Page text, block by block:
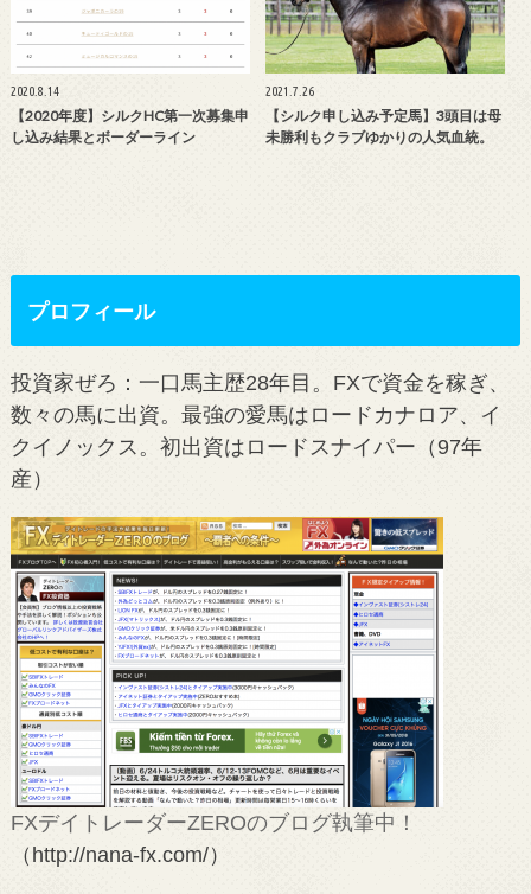
2020.8.14
【2020年度】シルクHC第一次募集申
し込み結果とボーダーライン
2021.7.26
【シルク申し込み予定馬】3頭目は母
未勝利もクラブゆかりの人気血統。
プロフィール
投資家ぜろ：一口馬主歴28年目。FXで資金を稼ぎ、
数々の馬に出資。最強の愛馬はロードカナロア、イ
クイノックス。初出資はロードスナイパー（97年
産）
FXデイトレーダーZEROのブログ執筆中！
（http://nana-fx.com/）